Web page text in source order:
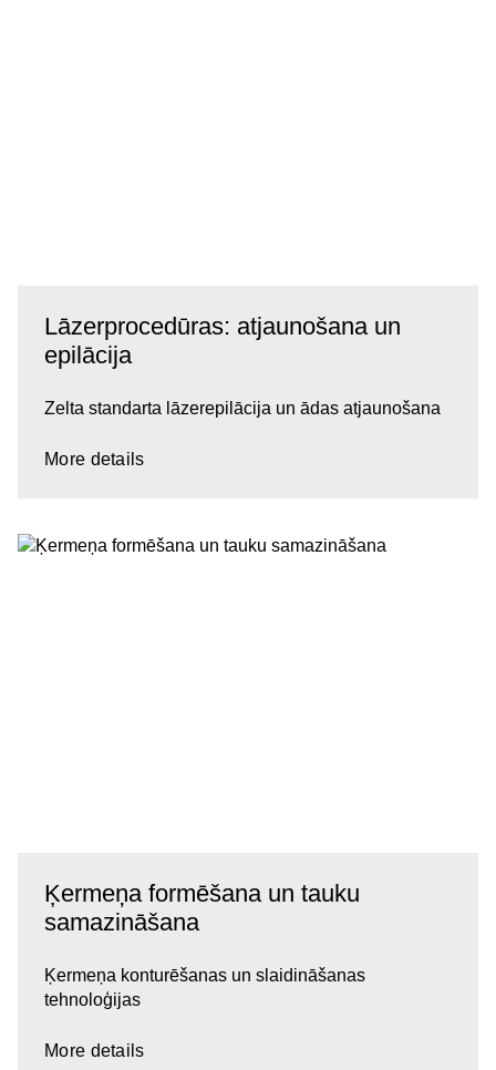
Lāzerprocedūras: atjaunošana un
epilācija
Zelta standarta lāzerepilācija un ādas atjaunošana
More details
Ķermeņa formēšana un tauku
samazināšana
Ķermeņa konturēšanas un slaidināšanas
tehnoloģijas
More details